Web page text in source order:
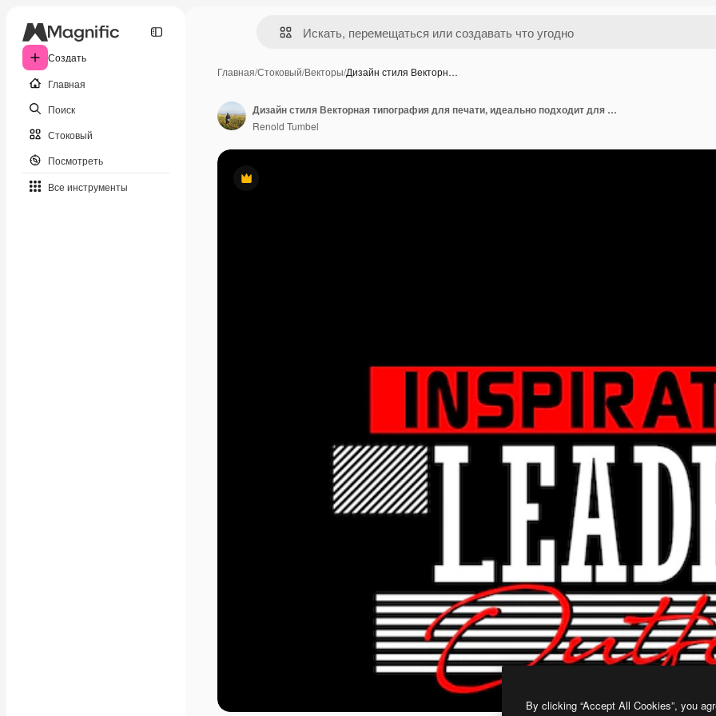
Создать
Главная
Поиск
Стоковый
Посмотреть
Все инструменты
Главная/Стоковый/Векторы/Дизайн стиля Векторн…
Премиум
Дизайн стиля Векторная типография для печати, идеально подходит для дизайна футболок, одежды, толстовок и т. д.
Renold Tumbel
By clicking “Accept All Cookies”, you